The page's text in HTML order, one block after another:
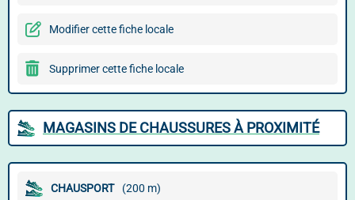
Modifier cette fiche locale
Supprimer cette fiche locale
MAGASINS DE CHAUSSURES À PROXIMITÉ
CHAUSPORT (200 m)